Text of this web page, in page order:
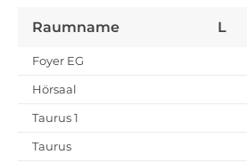
Raumname L
Foyer EG
Hörsaal
Taurus 1
Taurus